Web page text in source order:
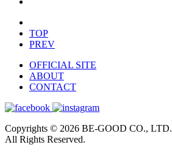
TOP
PREV
OFFICIAL SITE
ABOUT
CONTACT
Copyrights © 2026 BE-GOOD CO., LTD.
All Rights Reserved.